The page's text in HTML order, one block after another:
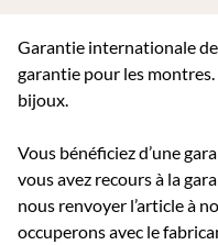
Garantie internationale
garantie pour les
bijoux.
Vous bénéficiez d’une
vous avez recours à la
nous renvoyer l’article à
occuperons avec le